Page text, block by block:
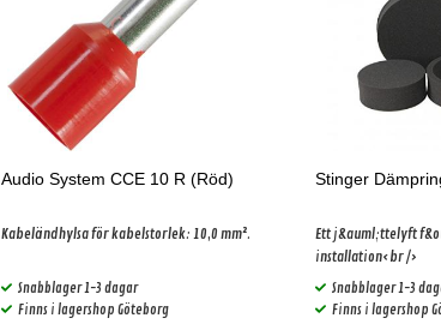
Audio System CCE 10 R (Röd)
Kabeländhylsa för kabelstorlek: 10,0 mm².
Snabblager 1-3 dagar
Finns i lagershop Göteborg
Stinger
Ett j&auml;ttelyft
installation<br />
Snabblager 1-3
Finns i lagershop